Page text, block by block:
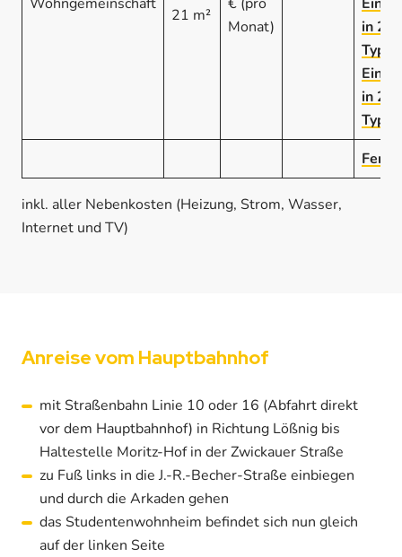
21 m²
Monat)
in
Typ 3
in
Typ 4
inkl. aller Nebenkosten (Heizung, Strom, Wasser,
Internet und TV)
Anreise vom Hauptbahnhof
mit Straßenbahn Linie 10 oder 16 (Abfahrt direkt
vor dem Hauptbahnhof) in Richtung Lößnig bis
Haltestelle Moritz-Hof in der Zwickauer Straße
zu Fuß links in die J.-R.-Becher-Straße einbiegen
und durch die Arkaden gehen
das Studentenwohnheim befindet sich nun gleich
auf der linken Seite